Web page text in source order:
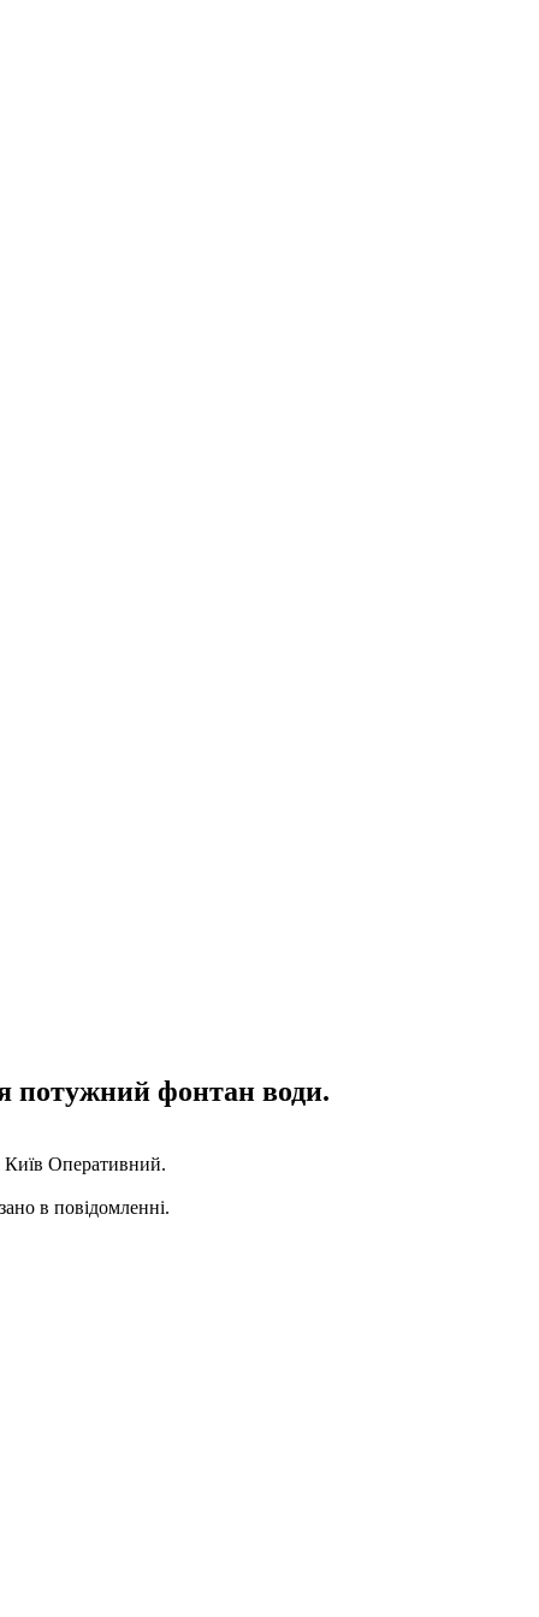
потужний фонтан води.
Київ Оперативний.
в повідомленні.